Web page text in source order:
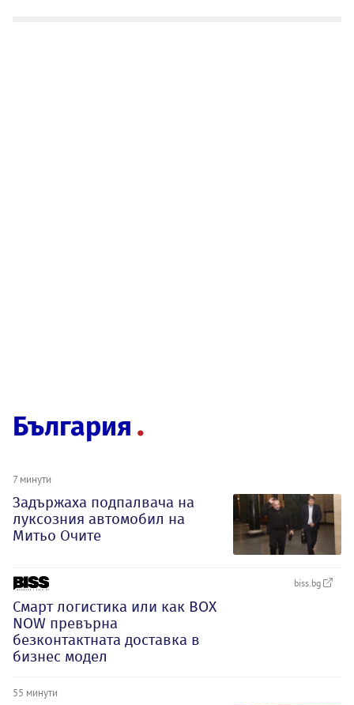
България
7 минути
Задържаха подпалвача на
луксозния автомобил на
Митьо Очите
biss.bg
Смарт логистика или как BOX
NOW превърна
безконтактната доставка в
бизнес модел
55 минути